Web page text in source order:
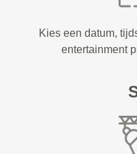
Kies een datum,
entertainment